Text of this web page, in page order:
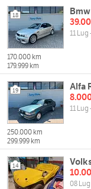
18
11 Lug
170.000 km
179.999 km
19
Alfa
11 Lug
250.000 km
299.999 km
14
08